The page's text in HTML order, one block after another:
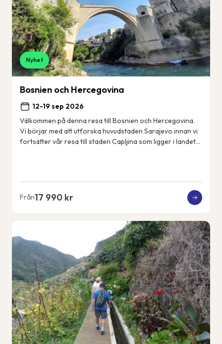
Nyhet
Bosnien och Hercegovina
12-19 sep 2026
Välkommen på denna resa till Bosnien och Hercegovina.
Vi börjar med att utforska huvudstaden Sarajevo innan vi
fortsätter vår resa till staden Capljina som ligger i landets
Från17 990 kr